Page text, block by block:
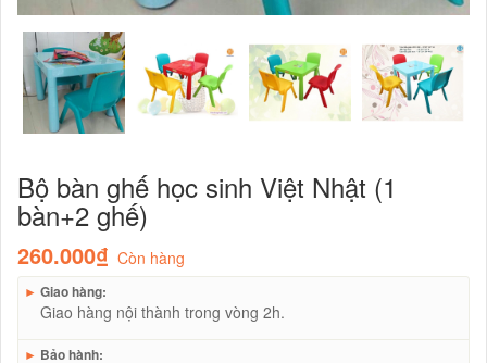
Bộ bàn ghế học sinh Việt Nhật (1
bàn+2 ghế)
260.000₫ Còn hàng
► Giao hàng:
Giao hàng nội thành trong vòng 2h.
► Bảo hành: